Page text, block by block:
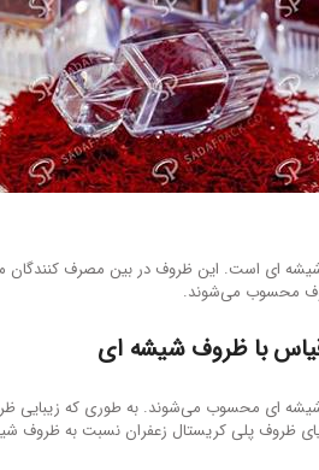
ای است. این ظروف در بین مصرف کنندگان
محسوب می‌شوند.
با ظروف شیشه ای
ای محسوب می‌شوند. به طوری که زیبایی
ظروف پلی کریستال زعفران نسبت به ظروف